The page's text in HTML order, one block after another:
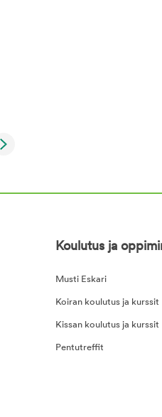
Koulutus ja
Musti Eskari
Koiran koulutus ja kurssit
Kissan koulutus ja kurssit
Pentutreffit